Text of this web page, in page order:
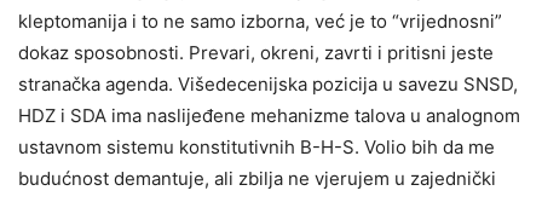
kleptomanija i to ne samo izborna, već je to “vrijednosni”
dokaz sposobnosti. Prevari, okreni, zavrti i pritisni jeste
stranačka agenda. Višedecenijska pozicija u savezu SNSD,
HDZ i SDA ima naslijeđene mehanizme talova u analognom
ustavnom sistemu konstitutivnih B-H-S. Volio bih da me
budućnost demantuje, ali zbilja ne vjerujem u zajednički